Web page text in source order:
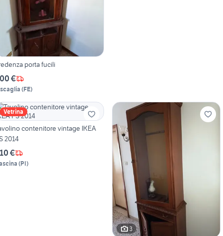
porta fucili
€
(FE)
Vetrina
contenitore vintage IKEA
2014
€
(PI)
3